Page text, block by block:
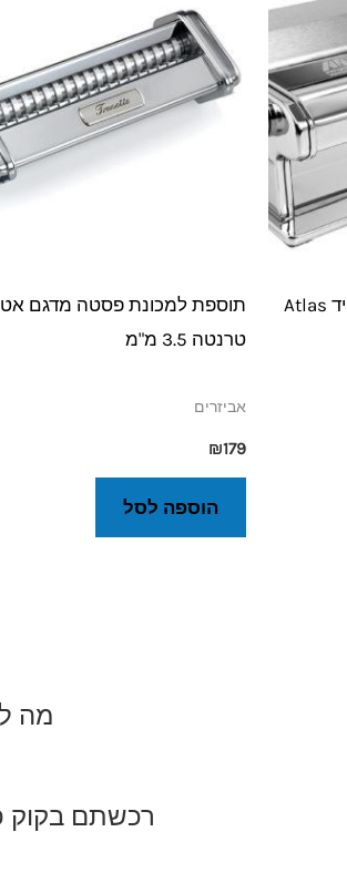
מכונת פסטה מרקטו אטלס סלייד Atlas
תוספת למכונת פסטה מדגם
טרנטה 3.5 מ"מ
אביזרים
₪179
הוספה לסל
מה
רכשתם בקוק